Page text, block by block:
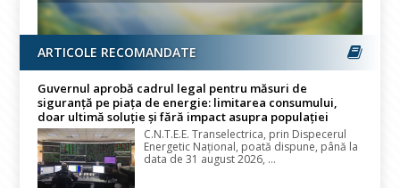
ARTICOLE RECOMANDATE
Guvernul aprobă cadrul legal pentru măsuri de
siguranță pe piața de energie: limitarea consumului,
doar ultimă soluție și fără impact asupra populației
C.N.T.E.E. Transelectrica, prin Dispecerul
Energetic Național, poată dispune, până la
data de 31 august 2026, ...